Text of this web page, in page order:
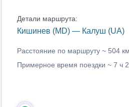
Детали маршрута:
Кишинев (MD) — Калуш (UA)
Расстояние по маршруту ~ 504 км
Примерное время поездки ~ 7 ч